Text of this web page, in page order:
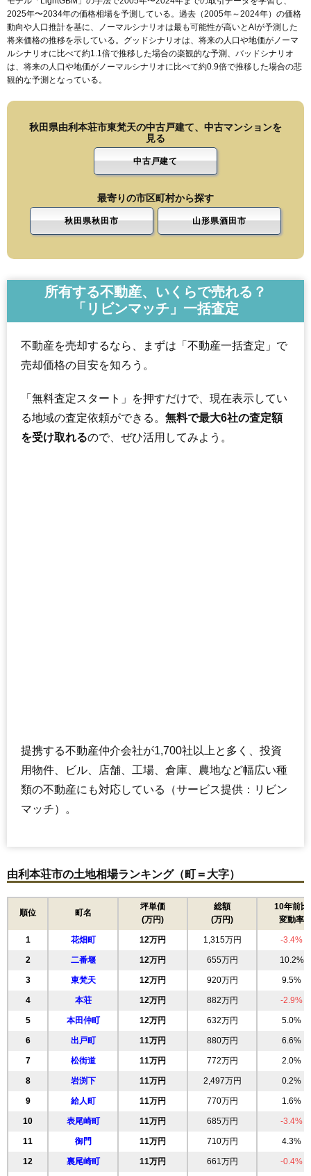
2025年〜2034年の価格相場を予測している。過去（2005年～2024年）の価格
動向や人口推計を基に、ノーマルシナリオは最も可能性が高いとAIが予測した
将来価格の推移を示している。グッドシナリオは、将来の人口や地価がノーマ
ルシナリオに比べて約1.1倍で推移した場合の楽観的な予測、バッドシナリオ
は、将来の人口や地価がノーマルシナリオに比べて約0.9倍で推移した場合の悲
観的な予測となっている。
秋田県由利本荘市東梵天の中古戸建て、中古マンションを
見る
中古戸建て
最寄りの市区町村から探す
秋田県秋田市 山形県酒田市
所有する不動産、いくらで売れる？
「リビンマッチ」一括査定
不動産を売却するなら、まずは「不動産一括査定」で
売却価格の目安を知ろう。
「無料査定スタート」を押すだけで、現在表示してい
る地域の査定依頼ができる。 無料で最大6社の査定額
を受け取れるので、ぜひ活用してみよう。
提携する不動産仲介会社が1,700社以上と多く、投資
用物件、ビル、店舗、工場、倉庫、農地など幅広い種
類の不動産にも対応している（サービス提供：リビン
マッチ）。
由利本荘市の土地相場ランキング（町＝大字）
順位 町名
坪単価
(万円)
総額
(万円)
10年前比
変動率
1 花畑町 12万円 1,315万円 -3.4%
2 二番堰 12万円 655万円 10.2%
3 東梵天 12万円 920万円 9.5%
4 本荘 12万円 882万円 -2.9%
5 本田仲町 12万円 632万円 5.0%
6 出戸町 11万円 880万円 6.6%
7 松街道 11万円 772万円 2.0%
8 岩渕下 11万円 2,497万円 0.2%
9 給人町 11万円 770万円 1.6%
10 表尾崎町 11万円 685万円 -3.4%
11 御門 11万円 710万円 4.3%
12 裏尾崎町 11万円 661万円 -0.4%